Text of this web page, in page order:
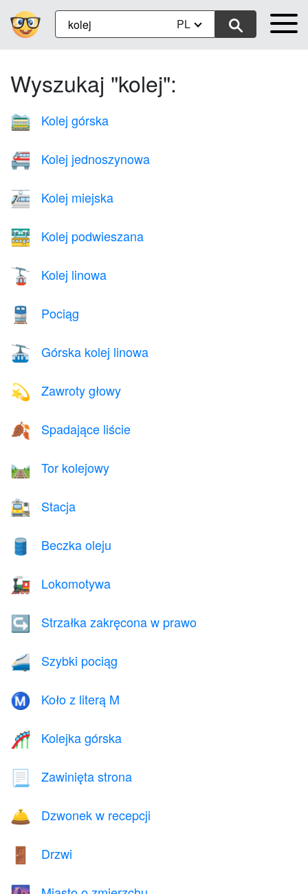
PL
Wyszukaj "kolej":
🚞 Kolej górska
🚝 Kolej jednoszynowa
🚈 Kolej miejska
🚟 Kolej podwieszana
🚡 Kolej linowa
🚆 Pociąg
🚠 Górska kolej linowa
💫 Zawroty głowy
🍂 Spadające liście
🛤️ Tor kolejowy
🚉 Stacja
🛢️ Beczka oleju
🚂 Lokomotywa
↪️ Strzałka zakręcona w prawo
🚄 Szybki pociąg
Ⓜ️ Koło z literą M
🎢 Kolejka górska
📃 Zawinięta strona
🛎️ Dzwonek w recepcji
🚪 Drzwi